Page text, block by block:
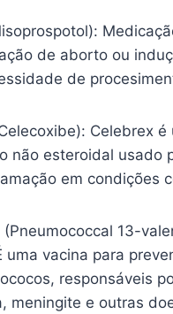
de aborto ou
de
Celebrex é
não esteroidal usado
em condições
(Pneumococcal 13-
uma vacina para
responsáveis
meningite e outras